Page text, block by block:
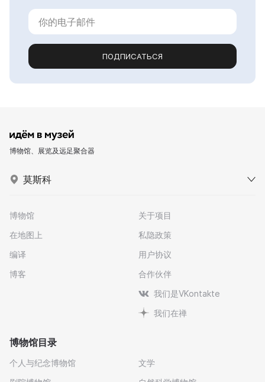
ПОДПИСАТЬСЯ
博物馆、展览及远足聚合器
莫斯科
博物馆
在地图上
编译
博客
关于项目
私隐政策
用户协议
合作伙伴
我们是VKontakte
我们在禅
博物馆目录
个人与纪念博物馆
文学